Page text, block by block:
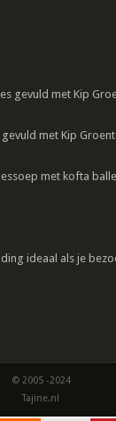
gevuld met Kip
met Kip
met kofta
ideaal als je
© 2005 -2024
Tajine.nl